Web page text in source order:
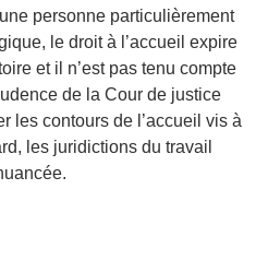
personne particulièrement
le droit à l’accueil expire
et il n’est pas tenu compte
de la Cour de justice
les contours de l’accueil vis à
les juridictions du travail